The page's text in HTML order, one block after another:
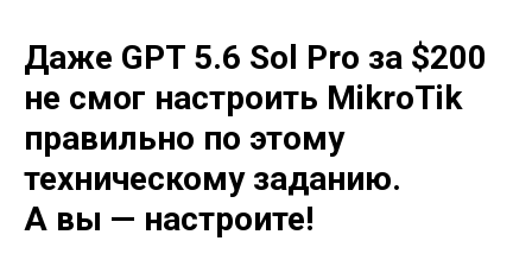
Даже GPT 5.6 Sol Pro за $200
не смог настроить MikroTik
правильно по этому
техническому заданию.
А вы — настроите!